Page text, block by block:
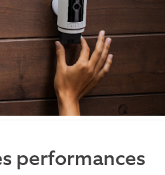
performances